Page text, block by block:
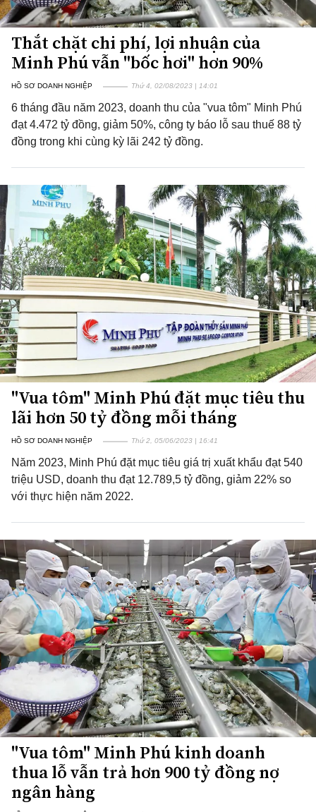
Thắt chặt chi phí, lợi nhuận của
Minh Phú vẫn "bốc hơi" hơn 90%
HỒ SƠ DOANH NGHIỆP Thứ 4, 02/08/2023 | 14:01
6 tháng đầu năm 2023, doanh thu của "vua tôm" Minh Phú
đạt 4.472 tỷ đồng, giảm 50%, công ty báo lỗ sau thuế 88 tỷ
đồng trong khi cùng kỳ lãi 242 tỷ đồng.
"Vua tôm" Minh Phú đặt mục tiêu thu
lãi hơn 50 tỷ đồng mỗi tháng
HỒ SƠ DOANH NGHIỆP Thứ 2, 05/06/2023 | 16:41
Năm 2023, Minh Phú đặt mục tiêu giá trị xuất khẩu đạt 540
triệu USD, doanh thu đạt 12.789,5 tỷ đồng, giảm 22% so
với thực hiện năm 2022.
"Vua tôm" Minh Phú kinh doanh
thua lỗ vẫn trả hơn 900 tỷ đồng nợ
ngân hàng